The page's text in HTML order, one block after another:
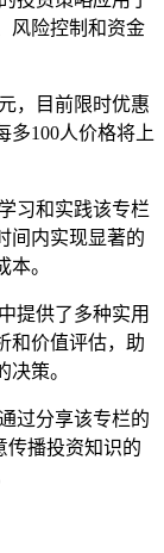
风险控制和资金
，目前限时优惠
多100人价格将上
习和实践该专栏
间内实现显著的
。
提供了多种实用
和价值评估，助
策。
过分享该专栏的
传播投资知识的